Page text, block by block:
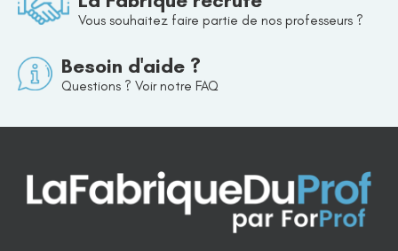
Vous souhaitez faire partie de nos professeurs ?
Besoin d'aide ?
Questions ? Voir notre FAQ